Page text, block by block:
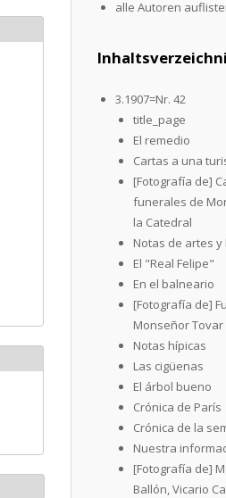
alle Autoren
3.1907=Nr. 42
title_page
El remedio
Cartas a una
[Fotografía de]
funerales de
la Catedral
Notas de artes y
El "Real Felipe"
En el balneario
[Fotografía de]
Monseñor Tovar
Notas hípicas
Las cigüenas
El árbol bueno
Crónica de París
Crónica de la
Nuestra
[Fotografía de]
Ballón, Vicario